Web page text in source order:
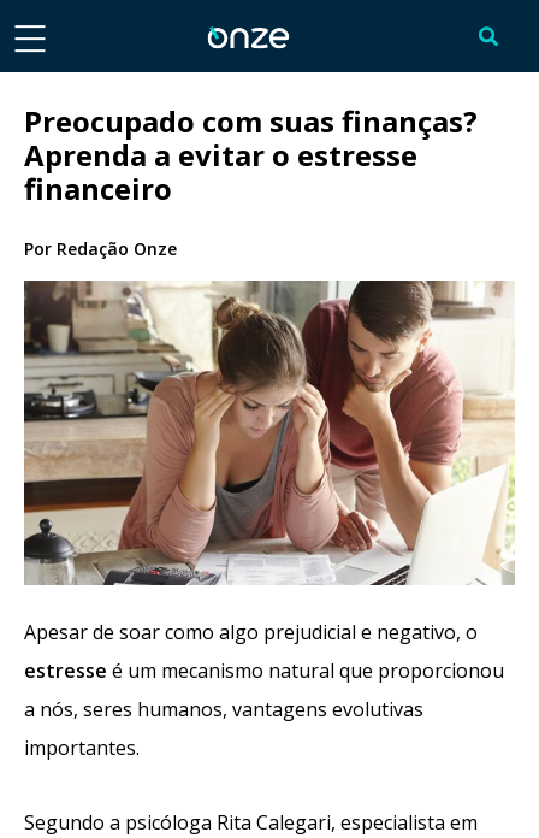
Preocupado com suas finanças?
Aprenda a evitar o estresse
financeiro
Por Redação Onze
Apesar de soar como algo prejudicial e negativo, o
estresse é um mecanismo natural que proporcionou
a nós, seres humanos, vantagens evolutivas
importantes.
Segundo a psicóloga Rita Calegari, especialista em